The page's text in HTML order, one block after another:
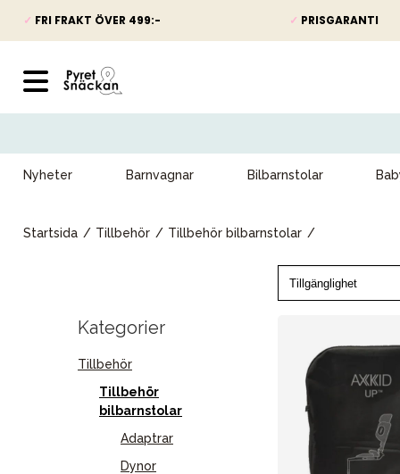
✓ FRI FRAKT ÖVER 499:- ✓ PRISGARANTI
Nyheter Barnvagnar Bilbarnstolar
Startsida Tillbehör Tillbehör bilbarnstolar
Kategorier
Tillbehör
Tillbehör
bilbarnstolar
Adaptrar
Dynor